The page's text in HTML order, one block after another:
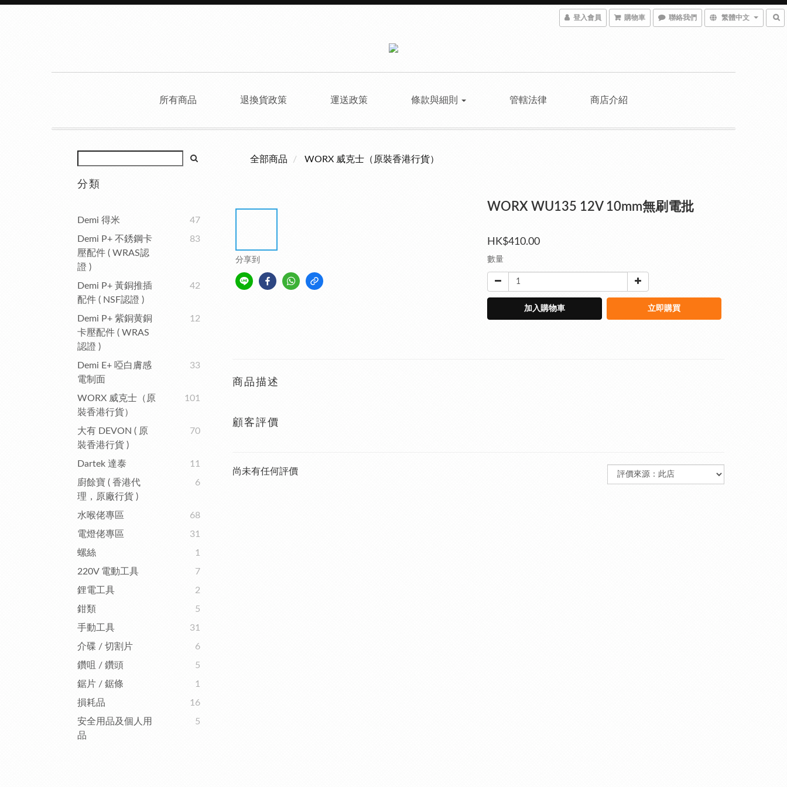
登入會員 購物車 聯絡我們 繁體中文
所有商品 退換貨政策 運送政策 條款與細則 管轄法律 商店介紹
分類
Demi 得米
47
Demi P+ 不銹鋼卡
壓配件 ( WRAS認
證 )
83
Demi P+ 黃銅推插
配件 ( NSF認證 )
42
Demi P+ 紫銅黄銅
卡壓配件 ( WRAS
認證 )
12
Demi E+ 啞白膚感
電制面
33
WORX 威克士（原
裝香港行貨）
101
大有 DEVON ( 原
裝香港行貨 )
70
Dartek 達泰
11
廚餘寶 ( 香港代
理，原廠行貨 )
6
水喉佬專區
68
電燈佬專區
31
螺絲
1
220V 電動工具
7
鋰電工具
2
鉗類
5
手動工具
31
介碟 / 切割片
6
鑽咀 / 鑽頭
5
鋸片 / 鋸條
1
損耗品
16
安全用品及個人用
品
5
全部商品 WORX 威克士（原裝香港行貨）
分享到
WORX WU135 12V 10mm無刷電批
HK$410.00
數量
加入購物車 立即購買
商品描述
顧客評價
尚未有任何評價